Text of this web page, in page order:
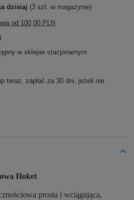
dzisiaj (3 szt. w magazynie)
od 100,00 PLN
w sklepie stacjonarnym
teraz, zapłać za 30 dni, jeżeli nie
Hoket
prosta i wciągająca,